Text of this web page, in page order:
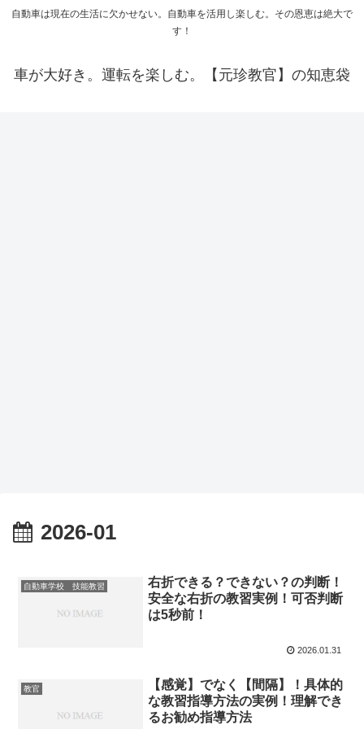
自動車は現在の生活に欠かせない。自動車を活用し楽しむ。その恩恵は絶大で
す！
車が大好き。運転を楽しむ。【元珍教官】の知恵袋
2026-01
自動車学校 技能教習
右折できる？できない？の判断！
安全な右折の教習実例！可否判断
は5秒前！
2026.01.31
教官
【感覚】でなく【間隔】！具体的
な教習指導方法の実例！理解でき
るお勧め指導方法